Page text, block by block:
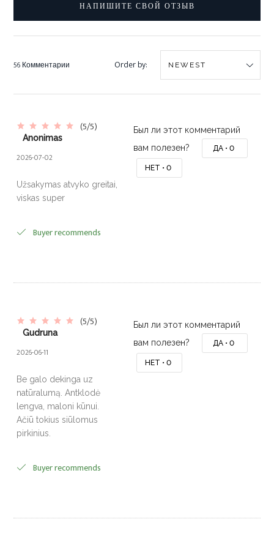
НАПИШИТЕ СВОЙ ОТЗЫВ
56 Комментарии Order by:
(5/5)
Anonimas
2026-07-02
Užsakymas atvyko greitai,
viskas super
Buyer recommends
Был ли этот комментарий
вам полезен?
ДА • 0
НЕТ • 0
(5/5)
Gudruna
2026-06-11
Be galo dekinga uz
natūralumą. Antklodė
lengva, maloni kūnui.
Ačiū tokius siūlomus
pirkinius.
Buyer recommends
Был ли этот комментарий
вам полезен?
ДА • 0
НЕТ • 0